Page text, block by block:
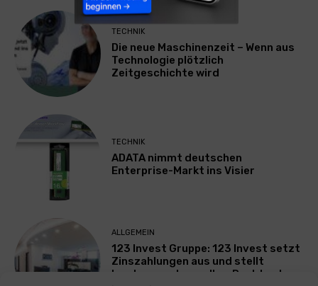
TECHNIK
Die neue Maschinenzeit – Wenn aus
Technologie plötzlich
Zeitgeschichte wird
TECHNIK
ADATA nimmt deutschen
Enterprise-Markt ins Visier
ALLGEMEIN
123 Invest Gruppe: 123 Invest setzt
Zinszahlungen aus und stellt
Insolvenzantrag – Ihre Rechte als